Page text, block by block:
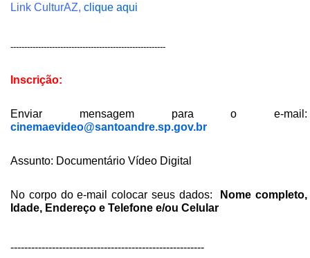
Link CulturAZ, clique aqui
--------------------------------------------------------
Inscrição:
Enviar mensagem para o e-mail:
cinemaevideo@santoandre.sp.gov.br
Assunto: Documentário Vídeo Digital
No corpo do e-mail colocar seus dados:
Nome completo,
Idade, Endereço e Telefone e/ou Celular
--------------------------------------------------------